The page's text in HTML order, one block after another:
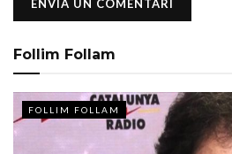
Follim Follam
FOLLIM FOLLAM